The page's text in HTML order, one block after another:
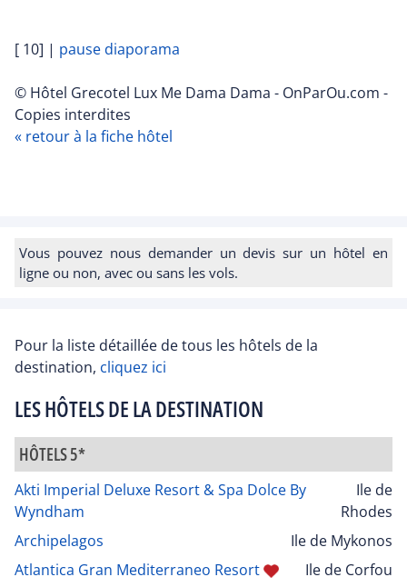
[ 10] | pause diaporama
© Hôtel Grecotel Lux Me Dama Dama - OnParOu.com -
Copies interdites
« retour à la fiche hôtel
Vous pouvez nous demander un devis sur un hôtel en
ligne ou non, avec ou sans les vols.
Pour la liste détaillée de tous les hôtels de la
destination, cliquez ici
LES HÔTELS DE LA DESTINATION
HÔTELS 5*
Akti Imperial Deluxe Resort & Spa Dolce By
Wyndham
Ile de
Rhodes
Archipelagos
Ile de Mykonos
Atlantica Gran Mediterraneo Resort
Ile de Corfou